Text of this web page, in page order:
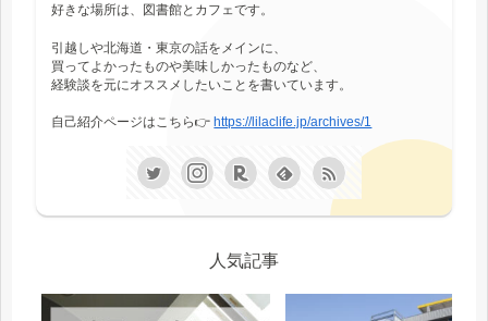
好きな場所は、図書館とカフェです。
引越しや北海道・東京の話をメインに、
買ってよかったものや美味しかったものなど、
経験談を元にオススメしたいことを書いています。
自己紹介ページはこちら👉https://lilaclife.jp/archives/1
人気記事